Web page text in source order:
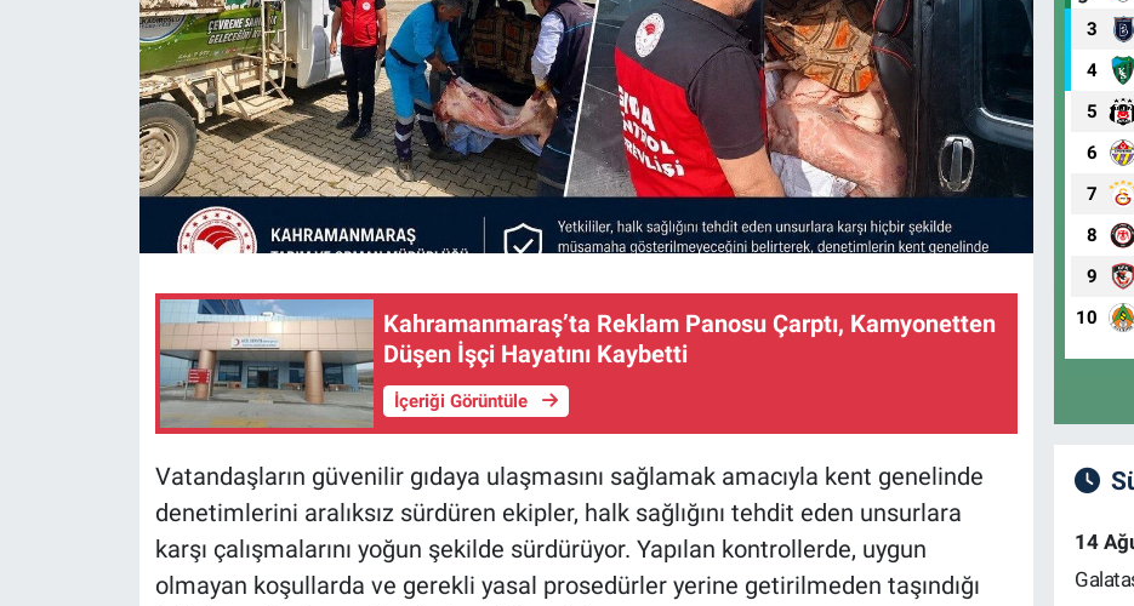
Kahramanmaraş’ta Reklam Panosu Çarptı, Kamyonetten
Düşen İşçi Hayatını Kaybetti
İçeriği Görüntüle
Vatandaşların güvenilir gıdaya ulaşmasını sağlamak amacıyla kent genelinde
denetimlerini aralıksız sürdüren ekipler, halk sağlığını tehdit eden unsurlara
karşı çalışmalarını yoğun şekilde sürdürüyor. Yapılan kontrollerde, uygun
olmayan koşullarda ve gerekli yasal prosedürler yerine getirilmeden taşındığı
3
4
5
6
7
8
9
10
14
MAGAZİN
KÜLTÜR-SANAT